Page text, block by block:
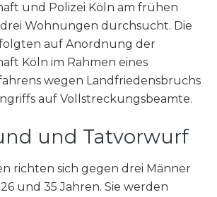
und Polizei Köln am frühen
Wohnungen durchsucht. Die
auf Anordnung der
Köln im Rahmen eines
wegen Landfriedensbruchs
auf Vollstreckungsbeamte.
und Tatvorwurf
richten sich gegen drei Männer
und 35 Jahren. Sie werden